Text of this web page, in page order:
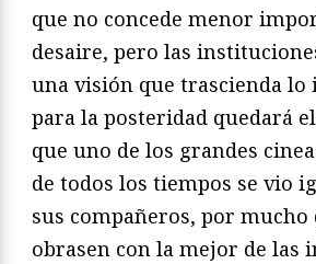
que no concede menor
desaire, pero las
una visión que trascienda lo
para la posteridad quedará
que uno de los grandes
de todos los tiempos se vio
sus compañeros, por mucho
obrasen con la mejor de las